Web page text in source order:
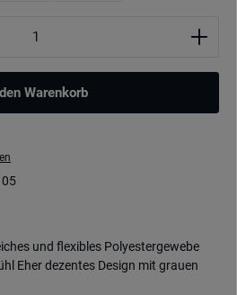
gewünschten Wert ein
Warenkorb
und flexibles Polyestergewebe
Eher dezentes Design mit grauen